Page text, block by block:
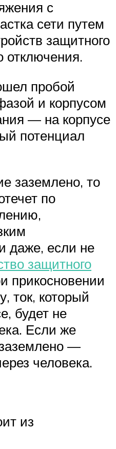
с
сети путем
защитного
отключения.
пробой
и корпусом
— на корпусе
потенциал
заземлено, то
по
даже, если не
защитного
прикосновении
ток, который
будет не
Если же
—
человека.
из